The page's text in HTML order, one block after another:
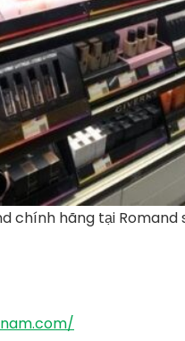
chính hãng tại Romand